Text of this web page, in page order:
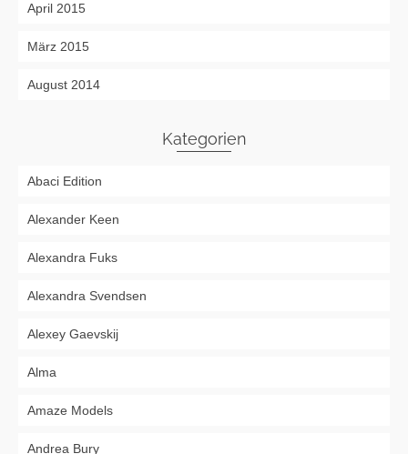
April 2015
März 2015
August 2014
Kategorien
Abaci Edition
Alexander Keen
Alexandra Fuks
Alexandra Svendsen
Alexey Gaevskij
Alma
Amaze Models
Andrea Bury